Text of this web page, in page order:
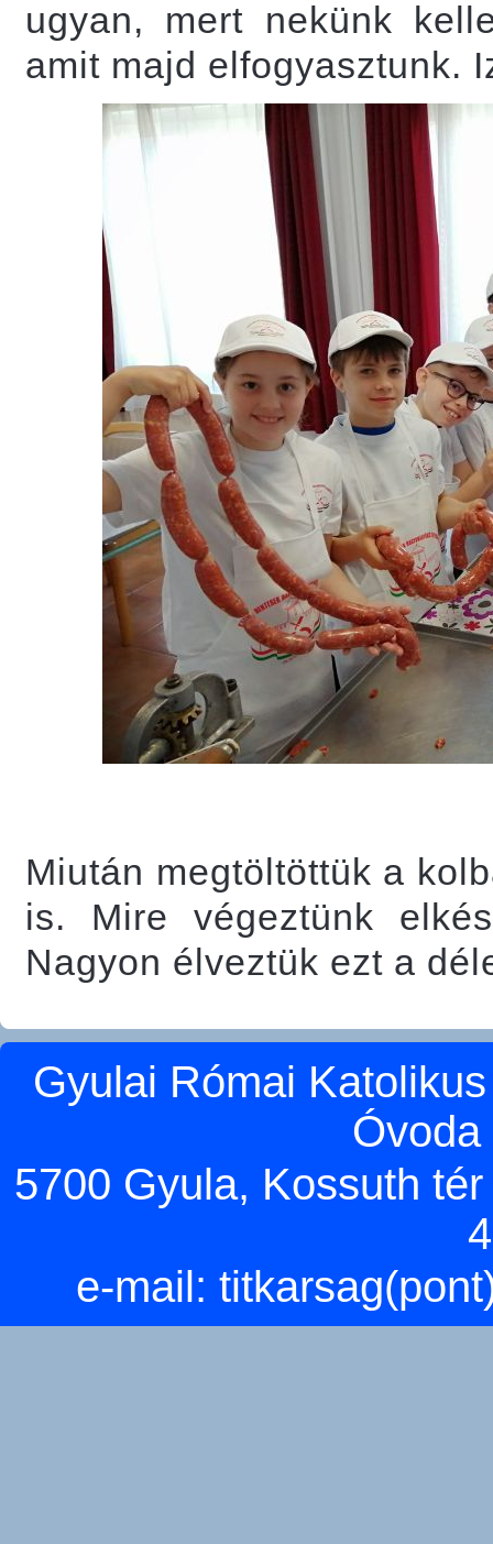
ugyan, mert nekünk
amit majd elfogyasztunk.
Miután megtöltöttük a
is. Mire végeztünk
Nagyon élveztük ezt a
Gyulai Római
5700 Gyula, Kossuth
e-mail: